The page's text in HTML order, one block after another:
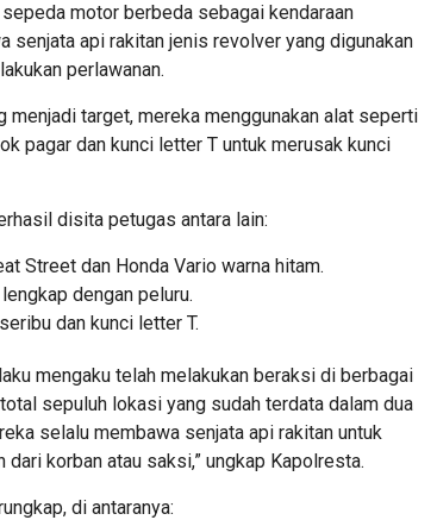
motor berbeda sebagai kendaraan
senjata api rakitan jenis revolver yang digunakan
perlawanan.
menjadi target, mereka menggunakan alat seperti
pagar dan kunci letter T untuk merusak kunci
disita petugas antara lain:
Street dan Honda Vario warna hitam.
dengan peluru.
dan kunci letter T.
mengaku telah melakukan beraksi di berbagai
sepuluh lokasi yang sudah terdata dalam dua
selalu membawa senjata api rakitan untuk
korban atau saksi,” ungkap Kapolresta.
di antaranya: